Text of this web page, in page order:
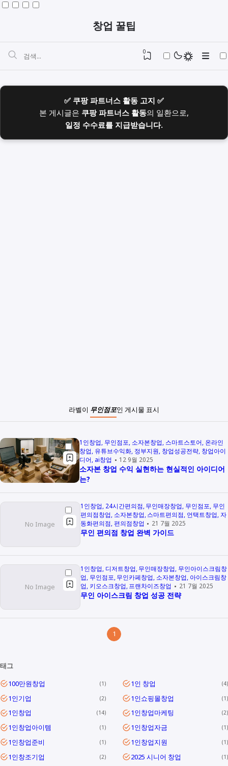
창업 꿀팁
0
✅ 쿠팡 파트너스 활동 고지 ✅
본 게시글은 쿠팡 파트너스 활동의 일환으로,
일정 수수료를 지급받습니다.
라벨이 무인점포인 게시물 표시
1인창업 무인점포 소자본창업 스마트스토어 온라인
창업 유튜브수익화 정부지원 창업성공전략 창업아이
디어 ai창업 12 9월 2025
소자본 창업 수익 실현하는 현실적인 아이디어
는?
1인창업 24시간편의점 무인매장창업 무인점포 무인
편의점창업 소자본창업 스마트편의점 언택트창업 자
동화편의점 편의점창업 21 7월 2025
무인 편의점 창업 완벽 가이드
1인창업 디저트창업 무인매장창업 무인아이스크림창
업 무인점포 무인카페창업 소자본창업 아이스크림창
업 키오스크창업 프랜차이즈창업 21 7월 2025
무인 아이스크림 창업 성공 전략
1
태그
100만원창업
1 1인 창업 4
1인기업 2 1인쇼핑몰창업 1
1인창업 14 1인창업마케팅 2
1인창업아이템 1 1인창업자금 1
1인창업준비 1 1인창업지원 1
1인창조기업 2 2025 시니어 창업 1